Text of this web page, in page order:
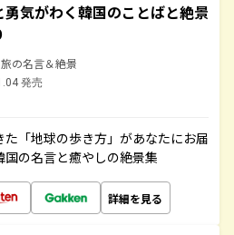
勇気がわく韓国のことばと絶景
の名言＆絶景
発売
「地球の歩き方」があなたにお届
の名言と癒やしの絶景集
詳細を見る